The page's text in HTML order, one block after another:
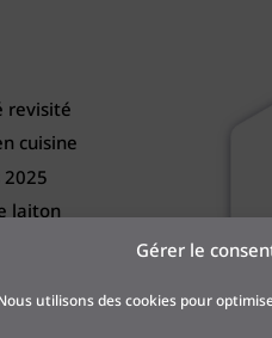
Gérer le
utilisons des cookies pour
revisité
cuisine
laiton
de
et
Métal